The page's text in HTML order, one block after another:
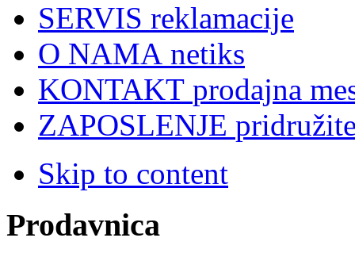
SERVIS reklamacije
O NAMA netiks
KONTAKT prodajna
ZAPOSLENJE
Skip to content
Prodavnica